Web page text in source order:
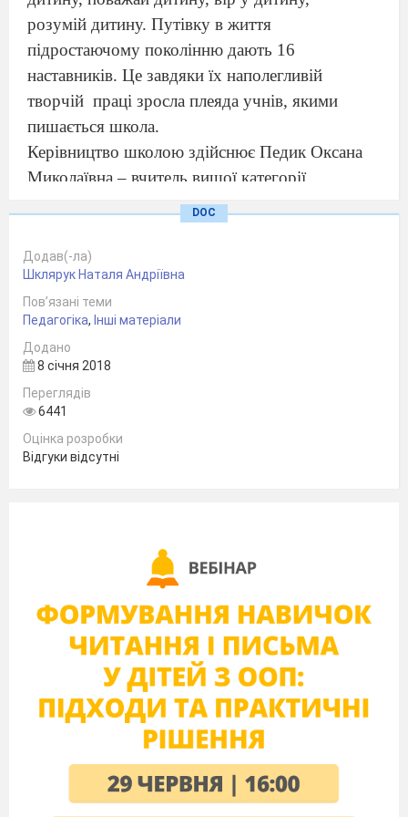
розумій дитину. Путівку в життя
підростаючому поколінню дають 16
наставників. Це завдяки їх наполегливій
творчій праці зросла плеяда учнів, якими
пишається школа.
Керівництво школою здійснює Педик Оксана
Миколаївна – вчитель вищої категорії ,
вчитель-методист , географ за фахом, в
минулому випускниця цієї школи , а нині її
директор.
Організацію методичної роботи в школі
здійснює вчитель вищої категорії, вчитель-
методист Шклярук Наталя Андріївна.
Виховним процесом керує заступник
Іванівна – вчитель вищої категорії, старший
вчитель.
виховного процесу.
Протягом століть люди складали
найрізноманітніші списки чудес світу, країни,
регіону. Ми вирішили скласти список чудес
нашого навчально – виховного комплексу.
На відміну від природних та архітектурних
об’єктів , які найчастіше представлені у
списках, у переліку чудес Дебальцівського
НВК інтелектуальна творча робота
учнівського та педагогічного колективу.
DOC
Додав(-ла)
Шклярук Наталя Андріївна
Пов’язані теми
Педагогіка, Інші матеріали
Додано
8 січня 2018
Переглядів
6441
Оцінка розробки
Відгуки відсутні